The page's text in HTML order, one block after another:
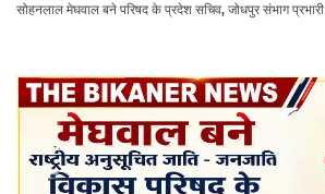
सोहनलाल मेघवाल बने परिषद के प्रदेश सचिव, जोधपुर संभाग प्रभारी